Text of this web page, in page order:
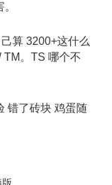
算 3200+这什么
TM。TS 哪个不
了砖块 鸡蛋随